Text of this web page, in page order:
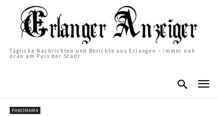
Tägliche Nachrichten und Berichte aus Erlangen – immer nah
dran am Puls der Stadt
PANORAMA